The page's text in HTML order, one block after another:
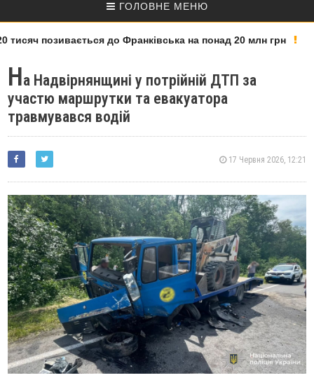
ГОЛОВНЕ МЕНЮ
позивається до Франківська на понад 20 млн грн
На Надвірнянщині у потрійній ДТП за
участю маршрутки та евакуатора
травмувався водій
17 Червня 2026, 12:21